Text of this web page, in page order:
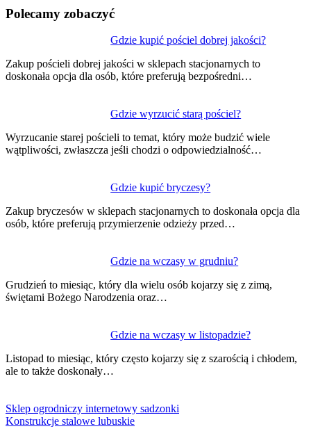
Polecamy zobaczyć
Gdzie kupić pościel dobrej jakości?
Zakup pościeli dobrej jakości w sklepach stacjonarnych to
doskonała opcja dla osób, które preferują bezpośredni…
Gdzie wyrzucić starą pościel?
Wyrzucanie starej pościeli to temat, który może budzić wiele
wątpliwości, zwłaszcza jeśli chodzi o odpowiedzialność…
Gdzie kupić bryczesy?
Zakup bryczesów w sklepach stacjonarnych to doskonała opcja dla
osób, które preferują przymierzenie odzieży przed…
Gdzie na wczasy w grudniu?
Grudzień to miesiąc, który dla wielu osób kojarzy się z zimą,
świętami Bożego Narodzenia oraz…
Gdzie na wczasy w listopadzie?
Listopad to miesiąc, który często kojarzy się z szarością i chłodem,
ale to także doskonały…
wpisu
Sklep ogrodniczy internetowy sadzonki
Konstrukcje stalowe lubuskie